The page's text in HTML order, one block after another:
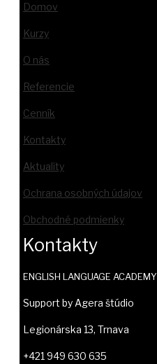
Domov
Kurzy
O nás
Referencie
Cenník
Kontakty
Aktuality
Ochrana osobných údajov
Obchodné podmienky
Kontakty
ENGLISH LANGUAGE ACADEMY
Support by Agera štúdio
Legionárska 13, Trnava
+421 949 630 635